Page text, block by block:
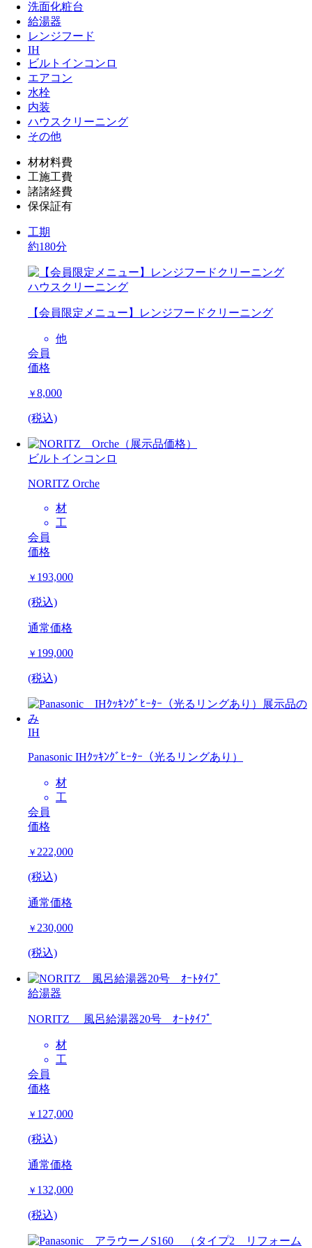
洗面化粧台
給湯器
レンジフード
IH
ビルトインコンロ
エアコン
水栓
内装
ハウスクリーニング
その他
材材料費
工施工費
諸諸経費
保保証有
工期
約180分
ハウスクリーニング
【会員限定メニュー】レンジフードクリーニング
他
会員
価格
￥ 8,000
(税込)
ビルトインコンロ
NORITZ Orche
材
工
会員
価格
￥ 193,000
(税込)
通常価格
￥ 199,000
(税込)
IH
Panasonic IHｸｯｷﾝｸﾞﾋｰﾀｰ（光るリングあり）
材
工
会員
価格
￥ 222,000
(税込)
通常価格
￥ 230,000
(税込)
給湯器
NORITZ 風呂給湯器20号 ｵｰﾄﾀｲﾌﾟ
材
工
会員
価格
￥ 127,000
(税込)
通常価格
￥ 132,000
(税込)